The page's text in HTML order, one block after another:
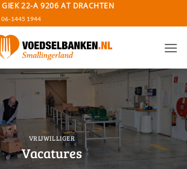
GIEK 22-A 9206 AT DRACHTEN
06-1445 1944
VRIJWILLIGER
Vacatures